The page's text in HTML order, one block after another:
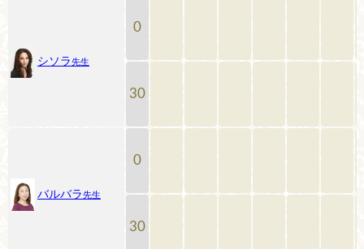
シソラ先生
0
30
バルバラ先生
0
30